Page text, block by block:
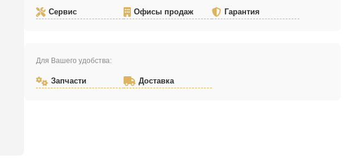
Сервис Офисы продаж Гарантия
Для Вашего удобства:
Запчасти Доставка